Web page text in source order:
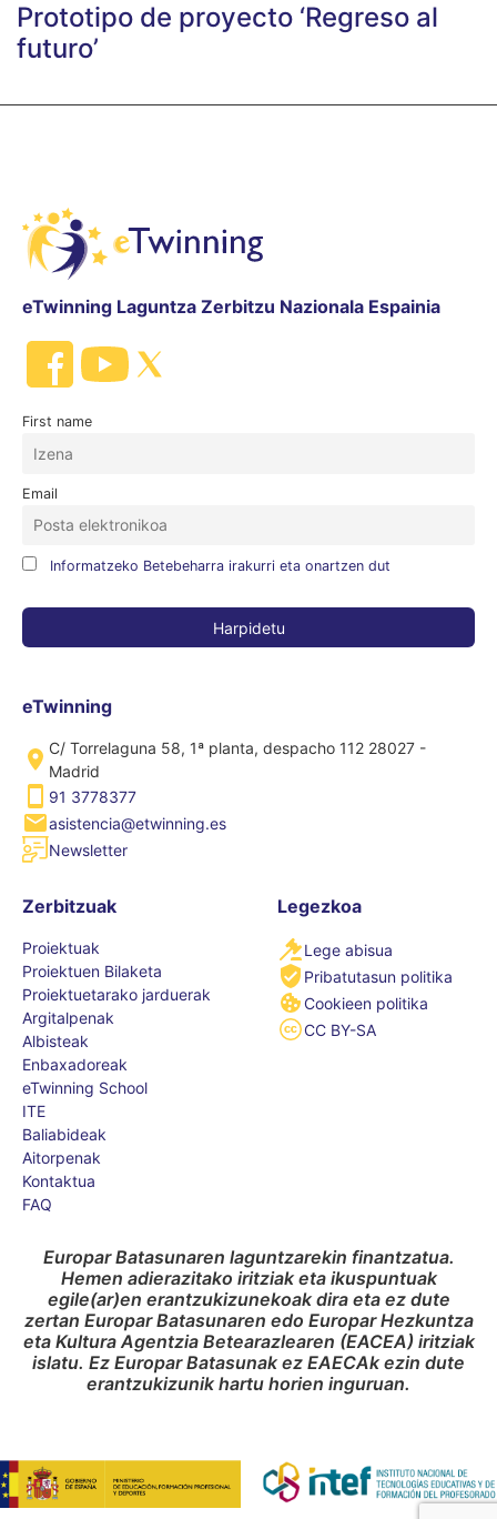
Prototipo de proyecto ‘Regreso al
futuro’
eTwinning Laguntza Zerbitzu Nazionala Espainia
First name
Email
Informatzeko Betebeharra irakurri eta onartzen dut
eTwinning
C/ Torrelaguna 58, 1ª planta, despacho 112 28027 -
Madrid
91 3778377
asistencia@etwinning.es
Newsletter
Zerbitzuak
Proiektuak
Proiektuen Bilaketa
Proiektuetarako jarduerak
Argitalpenak
Albisteak
Enbaxadoreak
eTwinning School
ITE
Baliabideak
Aitorpenak
Kontaktua
FAQ
Legezkoa
Lege abisua
Pribatutasun politika
Cookieen politika
CC BY-SA
Europar Batasunaren laguntzarekin finantzatua.
Hemen adierazitako iritziak eta ikuspuntuak
egile(ar)en erantzukizunekoak dira eta ez dute
zertan Europar Batasunaren edo Europar Hezkuntza
eta Kultura Agentzia Betearazlearen (EACEA) iritziak
islatu. Ez Europar Batasunak ez EAECAk ezin dute
erantzukizunik hartu horien inguruan.